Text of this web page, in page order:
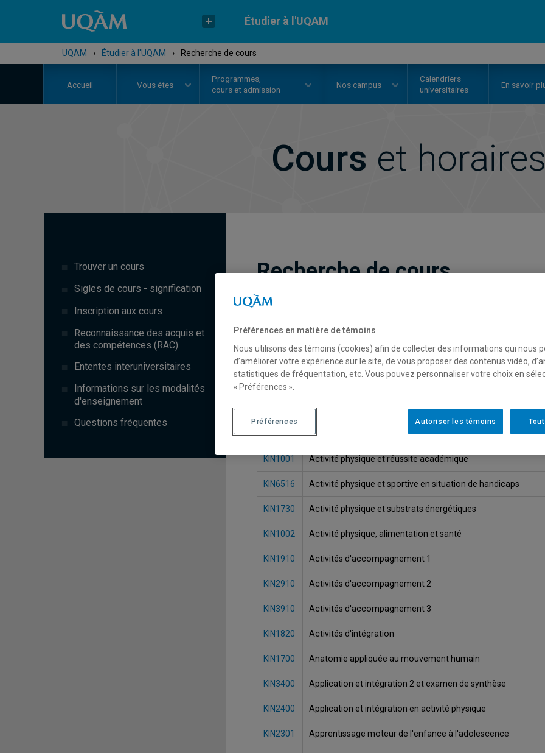
Étudier à l'UQAM
UQAM › Étudier à l'UQAM › Recherche de cours
Accueil Vous êtes
Programmes,
cours et admission
Nos campus
Calendriers
universitaires
En savoir
Cours et horaires
Trouver un cours
Sigles de cours - signification
Inscription aux cours
Reconnaissance des acquis et
des compétences (RAC)
Ententes interuniversitaires
Informations sur les modalités
d'enseignement
Questions fréquentes
Recherche de cours
KIN2790 Activité physique chez l'adulte en situation de handicaps
KIN1001 Activité physique et réussite académique
KIN6516 Activité physique et sportive en situation de handicaps
KIN1730 Activité physique et substrats énergétiques
KIN1002 Activité physique, alimentation et santé
KIN1910 Activités d'accompagnement 1
KIN2910 Activités d'accompagnement 2
KIN3910 Activités d'accompagnement 3
KIN1820 Activités d'intégration
KIN1700 Anatomie appliquée au mouvement humain
KIN3400 Application et intégration 2 et examen de synthèse
KIN2400 Application et intégration en activité physique
KIN2301 Apprentissage moteur de l'enfance à l'adolescence
Préférences en matière de témoins
Nous utilisons des témoins (cookies) afin de collecter des informations qui nous
d’améliorer votre expérience sur le site, de vous proposer des contenus vidéo,
statistiques de fréquentation, etc. Vous pouvez personnaliser votre choix en
« Préférences ».
Autoriser les témoins
Préférences